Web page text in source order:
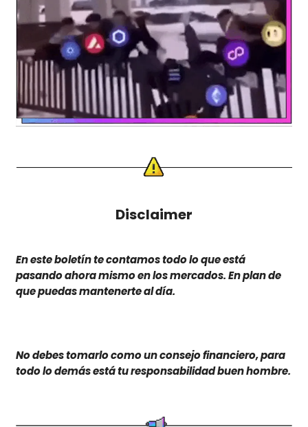
Disclaimer
En este boletín te contamos todo lo que está
pasando ahora mismo en los mercados. En plan de
que puedas mantenerte al día.
No debes tomarlo como un consejo financiero, para
todo lo demás está tu responsabilidad buen hombre.